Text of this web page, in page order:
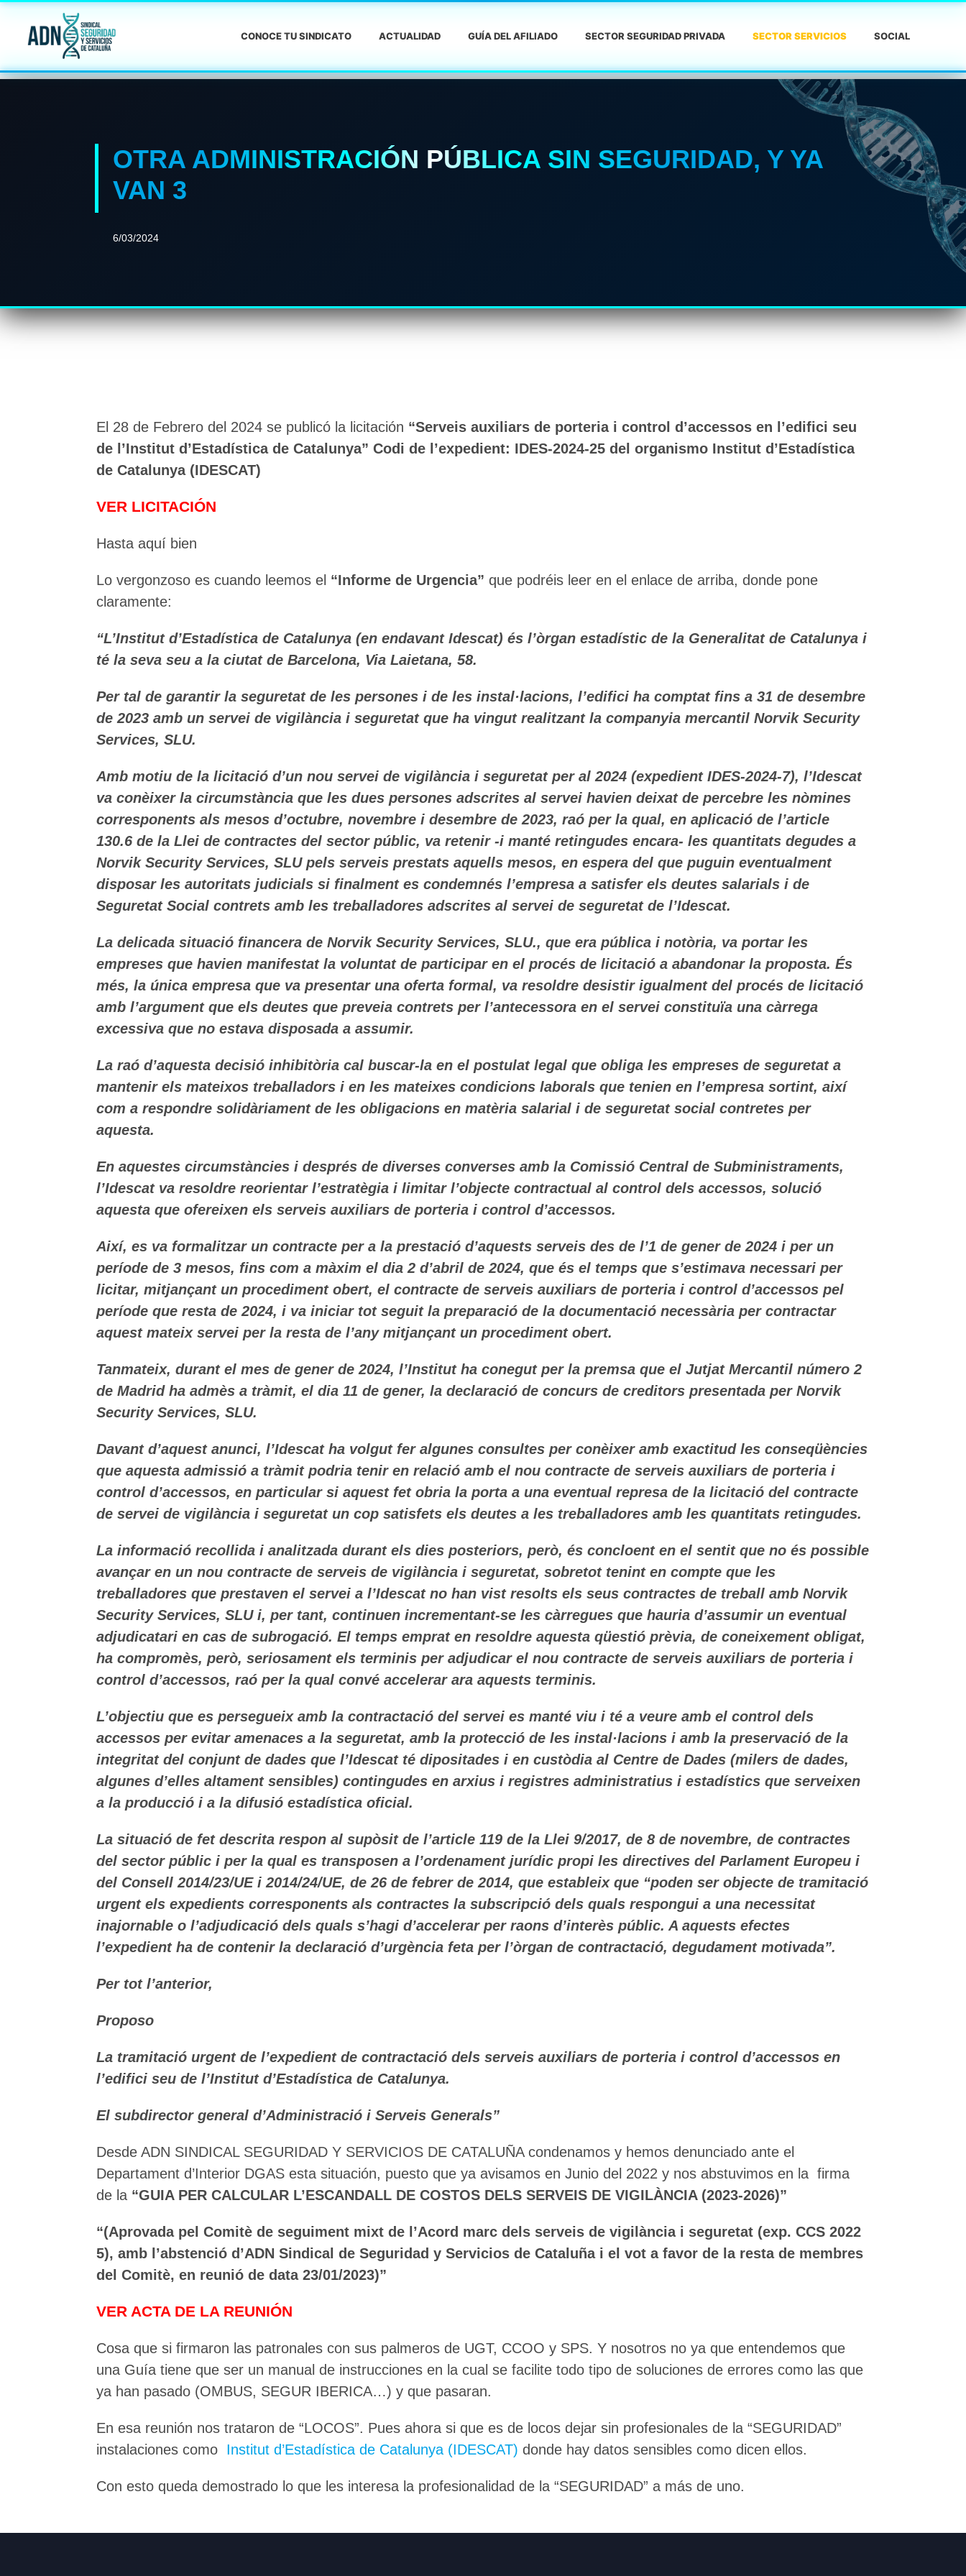
CONOCE TU SINDICATO ACTUALIDAD GUÍA DEL AFILIADO SECTOR SEGURIDAD PRIVADA SECTOR SERVICIOS SOCIAL
OTRA ADMINISTRACIÓN PÚBLICA SIN SEGURIDAD, Y YA
VAN 3
6/03/2024
El 28 de Febrero del 2024 se publicó la licitación “Serveis auxiliars de porteria i control d’accessos en l’edifici seu
de l’Institut d’Estadística de Catalunya” Codi de l’expedient: IDES-2024-25 del organismo Institut d’Estadística
de Catalunya (IDESCAT)
VER LICITACIÓN
Hasta aquí bien
Lo vergonzoso es cuando leemos el “Informe de Urgencia” que podréis leer en el enlace de arriba, donde pone
claramente:
“L’Institut d’Estadística de Catalunya (en endavant Idescat) és l’òrgan estadístic de la Generalitat de Catalunya i
té la seva seu a la ciutat de Barcelona, Via Laietana, 58.
Per tal de garantir la seguretat de les persones i de les instal·lacions, l’edifici ha comptat fins a 31 de desembre
de 2023 amb un servei de vigilància i seguretat que ha vingut realitzant la companyia mercantil Norvik Security
Services, SLU.
Amb motiu de la licitació d’un nou servei de vigilància i seguretat per al 2024 (expedient IDES-2024-7), l’Idescat
va conèixer la circumstància que les dues persones adscrites al servei havien deixat de percebre les nòmines
corresponents als mesos d’octubre, novembre i desembre de 2023, raó per la qual, en aplicació de l’article
130.6 de la Llei de contractes del sector públic, va retenir -i manté retingudes encara- les quantitats degudes a
Norvik Security Services, SLU pels serveis prestats aquells mesos, en espera del que puguin eventualment
disposar les autoritats judicials si finalment es condemnés l’empresa a satisfer els deutes salarials i de
Seguretat Social contrets amb les treballadores adscrites al servei de seguretat de l’Idescat.
La delicada situació financera de Norvik Security Services, SLU., que era pública i notòria, va portar les
empreses que havien manifestat la voluntat de participar en el procés de licitació a abandonar la proposta. És
més, la única empresa que va presentar una oferta formal, va resoldre desistir igualment del procés de licitació
amb l’argument que els deutes que preveia contrets per l’antecessora en el servei constituïa una càrrega
excessiva que no estava disposada a assumir.
La raó d’aquesta decisió inhibitòria cal buscar-la en el postulat legal que obliga les empreses de seguretat a
mantenir els mateixos treballadors i en les mateixes condicions laborals que tenien en l’empresa sortint, així
com a respondre solidàriament de les obligacions en matèria salarial i de seguretat social contretes per
aquesta.
En aquestes circumstàncies i després de diverses converses amb la Comissió Central de Subministraments,
l’Idescat va resoldre reorientar l’estratègia i limitar l’objecte contractual al control dels accessos, solució
aquesta que ofereixen els serveis auxiliars de porteria i control d’accessos.
Així, es va formalitzar un contracte per a la prestació d’aquests serveis des de l’1 de gener de 2024 i per un
període de 3 mesos, fins com a màxim el dia 2 d’abril de 2024, que és el temps que s’estimava necessari per
licitar, mitjançant un procediment obert, el contracte de serveis auxiliars de porteria i control d’accessos pel
període que resta de 2024, i va iniciar tot seguit la preparació de la documentació necessària per contractar
aquest mateix servei per la resta de l’any mitjançant un procediment obert.
Tanmateix, durant el mes de gener de 2024, l’Institut ha conegut per la premsa que el Jutjat Mercantil número 2
de Madrid ha admès a tràmit, el dia 11 de gener, la declaració de concurs de creditors presentada per Norvik
Security Services, SLU.
Davant d’aquest anunci, l’Idescat ha volgut fer algunes consultes per conèixer amb exactitud les conseqüències
que aquesta admissió a tràmit podria tenir en relació amb el nou contracte de serveis auxiliars de porteria i
control d’accessos, en particular si aquest fet obria la porta a una eventual represa de la licitació del contracte
de servei de vigilància i seguretat un cop satisfets els deutes a les treballadores amb les quantitats retingudes.
La informació recollida i analitzada durant els dies posteriors, però, és concloent en el sentit que no és possible
avançar en un nou contracte de serveis de vigilància i seguretat, sobretot tenint en compte que les
treballadores que prestaven el servei a l’Idescat no han vist resolts els seus contractes de treball amb Norvik
Security Services, SLU i, per tant, continuen incrementant-se les càrregues que hauria d’assumir un eventual
adjudicatari en cas de subrogació. El temps emprat en resoldre aquesta qüestió prèvia, de coneixement obligat,
ha compromès, però, seriosament els terminis per adjudicar el nou contracte de serveis auxiliars de porteria i
control d’accessos, raó per la qual convé accelerar ara aquests terminis.
L’objectiu que es persegueix amb la contractació del servei es manté viu i té a veure amb el control dels
accessos per evitar amenaces a la seguretat, amb la protecció de les instal·lacions i amb la preservació de la
integritat del conjunt de dades que l’Idescat té dipositades i en custòdia al Centre de Dades (milers de dades,
algunes d’elles altament sensibles) contingudes en arxius i registres administratius i estadístics que serveixen
a la producció i a la difusió estadística oficial.
La situació de fet descrita respon al supòsit de l’article 119 de la Llei 9/2017, de 8 de novembre, de contractes
del sector públic i per la qual es transposen a l’ordenament jurídic propi les directives del Parlament Europeu i
del Consell 2014/23/UE i 2014/24/UE, de 26 de febrer de 2014, que estableix que “poden ser objecte de tramitació
urgent els expedients corresponents als contractes la subscripció dels quals respongui a una necessitat
inajornable o l’adjudicació dels quals s’hagi d’accelerar per raons d’interès públic. A aquests efectes
l’expedient ha de contenir la declaració d’urgència feta per l’òrgan de contractació, degudament motivada”.
Per tot l’anterior,
Proposo
La tramitació urgent de l’expedient de contractació dels serveis auxiliars de porteria i control d’accessos en
l’edifici seu de l’Institut d’Estadística de Catalunya.
El subdirector general d’Administració i Serveis Generals”
Desde ADN SINDICAL SEGURIDAD Y SERVICIOS DE CATALUÑA condenamos y hemos denunciado ante el
Departament d’Interior DGAS esta situación, puesto que ya avisamos en Junio del 2022 y nos abstuvimos en la firma
de la “GUIA PER CALCULAR L’ESCANDALL DE COSTOS DELS SERVEIS DE VIGILÀNCIA (2023-2026)”
“(Aprovada pel Comitè de seguiment mixt de l’Acord marc dels serveis de vigilància i seguretat (exp. CCS 2022
5), amb l’abstenció d’ADN Sindical de Seguridad y Servicios de Cataluña i el vot a favor de la resta de membres
del Comitè, en reunió de data 23/01/2023)”
VER ACTA DE LA REUNIÓN
Cosa que si firmaron las patronales con sus palmeros de UGT, CCOO y SPS. Y nosotros no ya que entendemos que
una Guía tiene que ser un manual de instrucciones en la cual se facilite todo tipo de soluciones de errores como las que
ya han pasado (OMBUS, SEGUR IBERICA…) y que pasaran.
En esa reunión nos trataron de “LOCOS”. Pues ahora si que es de locos dejar sin profesionales de la “SEGURIDAD”
instalaciones como Institut d’Estadística de Catalunya (IDESCAT) donde hay datos sensibles como dicen ellos.
Con esto queda demostrado lo que les interesa la profesionalidad de la “SEGURIDAD” a más de uno.
ADN Sindical
⚖️ Dpto. Jurídico y Abogados (Email)
🤖 Dudas Rápidas del Convenio (IA)
📄 Herramienta: Generador Plantillas
✊ Trámite: Afiliarse al Sindicato
📍 Info: Horarios y Contacto Sede